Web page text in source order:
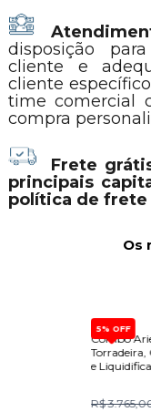
disposição
cliente e
cliente
time comercial
compra
Frete grátis
principais
política de
Os
5% OFF
Combo
Torradeira,
e
R$